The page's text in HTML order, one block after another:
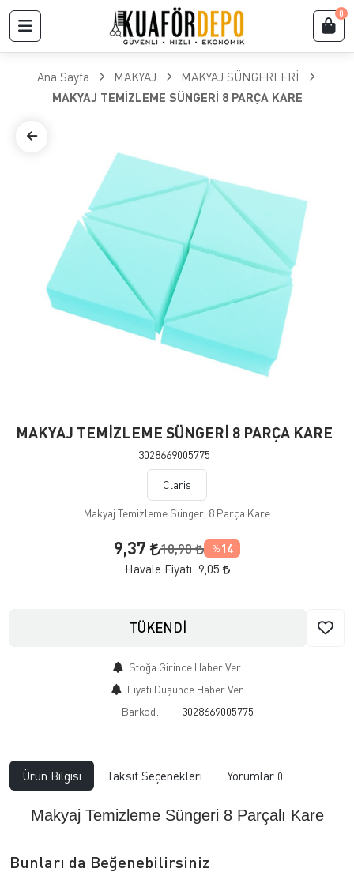
0
Ana Sayfa MAKYAJ
MAKYAJ SÜNGERLERİ
MAKYAJ TEMİZLEME SÜNGERİ 8 PARÇA KARE
MAKYAJ TEMİZLEME SÜNGERİ 8 PARÇA KARE
3028669005775
Claris
Makyaj Temizleme Süngeri 8 Parça Kare
9,37 10,90 % 14
Havale Fiyatı: 9,05
TÜKENDİ
Stoğa Girince Haber Ver
Fiyatı Düşünce Haber Ver
Barkod:
3028669005775
Ürün Bilgisi Taksit Seçenekleri Yorumlar 0
Makyaj Temizleme Süngeri 8 Parçalı Kare
Bunları da Beğenebilirsiniz